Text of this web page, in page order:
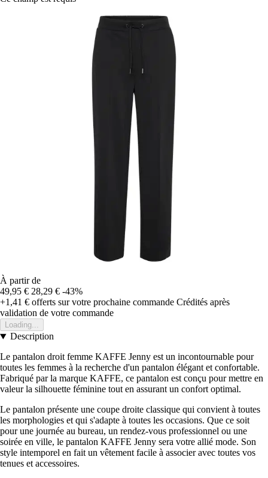
À partir de
49,95 € 28,29 € -43%
+1,41 € offerts sur votre prochaine commande Crédités après
validation de votre commande
Loading...
Description
Le pantalon droit femme KAFFE Jenny est un incontournable pour
toutes les femmes à la recherche d'un pantalon élégant et confortable.
Fabriqué par la marque KAFFE, ce pantalon est conçu pour mettre en
valeur la silhouette féminine tout en assurant un confort optimal.
Le pantalon présente une coupe droite classique qui convient à toutes
les morphologies et qui s'adapte à toutes les occasions. Que ce soit
pour une journée au bureau, un rendez-vous professionnel ou une
soirée en ville, le pantalon KAFFE Jenny sera votre allié mode. Son
style intemporel en fait un vêtement facile à associer avec toutes vos
tenues et accessoires.